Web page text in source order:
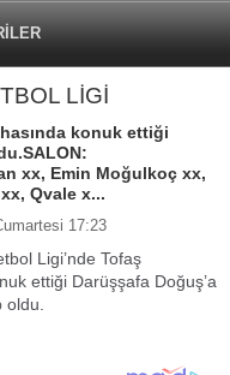
LİGİ
konuk ettiği
xx, Emin Moğulkoç xx,
Qvale x...
17:23
Ligi’nde Tofaş
ettiği Darüşşafa Doğuş’a